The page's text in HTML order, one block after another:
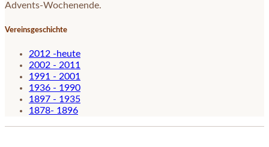
Advents-Wochenende.
Vereinsgeschichte
2012 -heute
2002 - 2011
1991 - 2001
1936 - 1990
1897 - 1935
1878- 1896